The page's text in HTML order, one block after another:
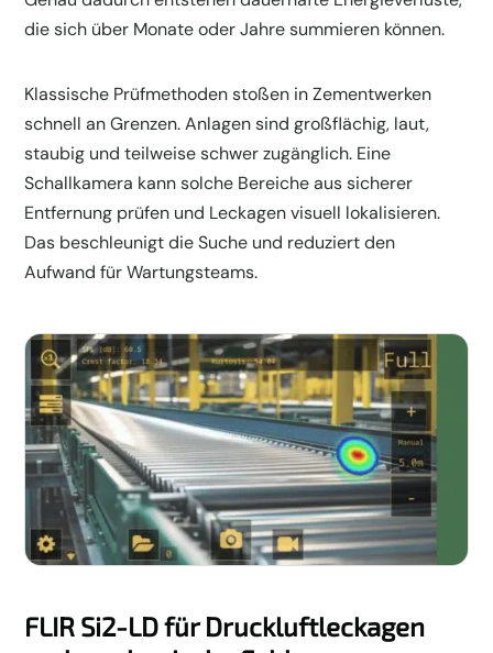
die sich über Monate oder Jahre summieren können.
Klassische Prüfmethoden stoßen in Zementwerken
schnell an Grenzen. Anlagen sind großflächig, laut,
staubig und teilweise schwer zugänglich. Eine
Schallkamera kann solche Bereiche aus sicherer
Entfernung prüfen und Leckagen visuell lokalisieren.
Das beschleunigt die Suche und reduziert den
Aufwand für Wartungsteams.
FLIR Si2-LD für Druckluftleckagen